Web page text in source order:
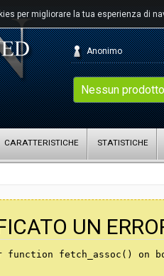
per migliorare la tua esperienza di
Nessun
Anonimo
CARATTERISTICHE STATISTICHE
UN
function fetch_assoc() on